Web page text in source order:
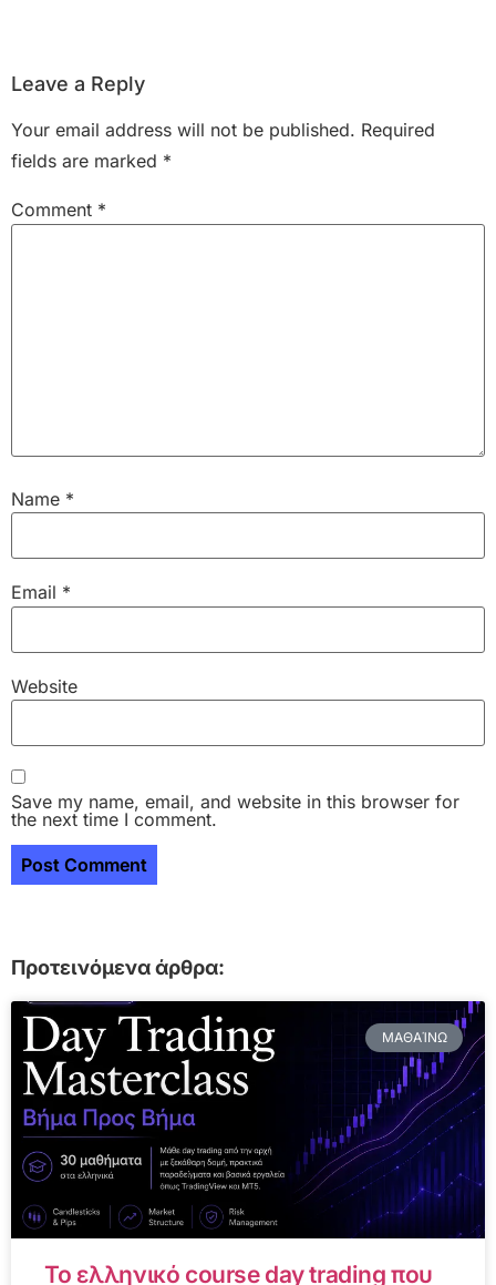
Leave a Reply
Your email address will not be published. Required
fields are marked *
Comment *
Name *
Email *
Website
Save my name, email, and website in this browser for
the next time I comment.
Προτεινόμενα άρθρα:
ΜΑΘΑΊΝΩ
Το ελληνικό course day trading που